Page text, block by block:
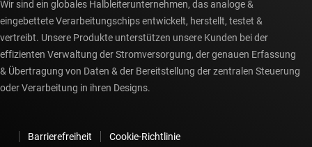
Wir sind ein globales Halbleiterunternehmen, das analoge &
eingebettete Verarbeitungschips entwickelt, herstellt, testet &
vertreibt. Unsere Produkte unterstützen unsere Kunden bei der
effizienten Verwaltung der Stromversorgung, der genauen Erfassung
& Übertragung von Daten & der Bereitstellung der zentralen Steuerung
oder Verarbeitung in ihren Designs.
Barrierefreiheit
Cookie-Richtlinie